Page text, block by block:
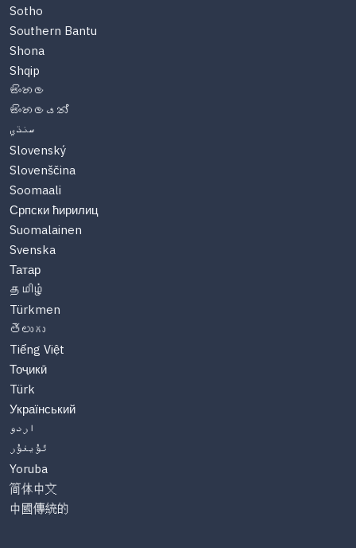
Sotho
Southern Bantu
Shona
Shqip
සිංහල
සිංහලයන්
سنڌي
Slovenský
Slovenščina
Soomaali
Српски ћирилиц
Suomalainen
Svenska
Татар
தமிழ்
Türkmen
తెలుగు
Tiếng Việt
Тоҷикӣ
Türk
Український
اردو
ئۇيغۇر
Yoruba
简体中文
中國傳統的